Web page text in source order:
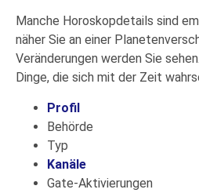
Manche Horoskopdetails sind
näher Sie an einer
Veränderungen werden Sie sehen.
Dinge, die sich mit der Zeit
Profil
Behörde
Typ
Kanäle
Gate-Aktivierungen